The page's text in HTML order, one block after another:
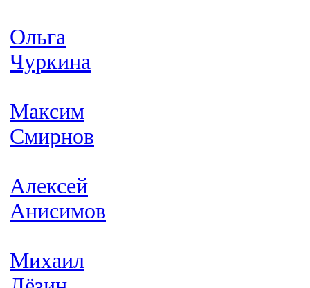
Ольга
Чуркина
Максим
Смирнов
Алексей
Анисимов
Михаил